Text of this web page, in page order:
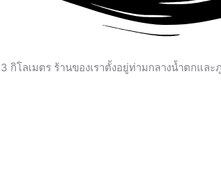
โลเมตร ร้านของเราตั้งอยู่ท่ามกลางน้ำตกแล